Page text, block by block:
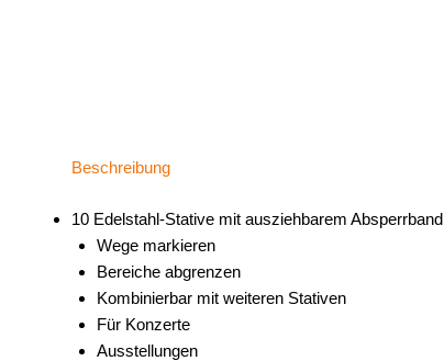
Beschreibung
10 Edelstahl-Stative mit ausziehbarem Absperrband
Wege markieren
Bereiche abgrenzen
Kombinierbar mit weiteren Stativen
Für Konzerte
Ausstellungen